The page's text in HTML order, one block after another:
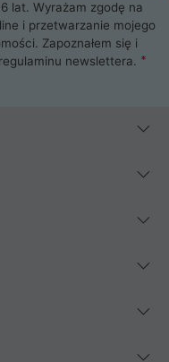
pomogą Ci wybrać
obudowę do komputera.
na rynku
Apple, Samsung i
możesz
lat. Wyrażam zgodę na
i przetwarzanie mojego
Zapoznałem się i
regulaminu newslettera.